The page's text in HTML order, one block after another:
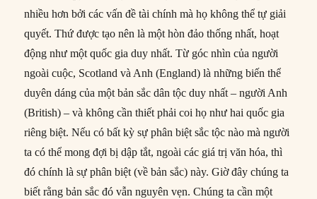
nhiều hơn bởi các vấn đề tài chính mà họ không thể tự giải
quyết. Thứ được tạo nên là một hòn đảo thống nhất, hoạt
động như một quốc gia duy nhất. Từ góc nhìn của người
ngoài cuộc, Scotland và Anh (England) là những biến thể
duyên dáng của một bản sắc dân tộc duy nhất – người Anh
(British) – và không cần thiết phải coi họ như hai quốc gia
riêng biệt. Nếu có bất kỳ sự phân biệt sắc tộc nào mà người
ta có thể mong đợi bị dập tắt, ngoài các giá trị văn hóa, thì
đó chính là sự phân biệt (về bản sắc) này. Giờ đây chúng ta
biết rằng bản sắc đó vẫn nguyên vẹn. Chúng ta cần một